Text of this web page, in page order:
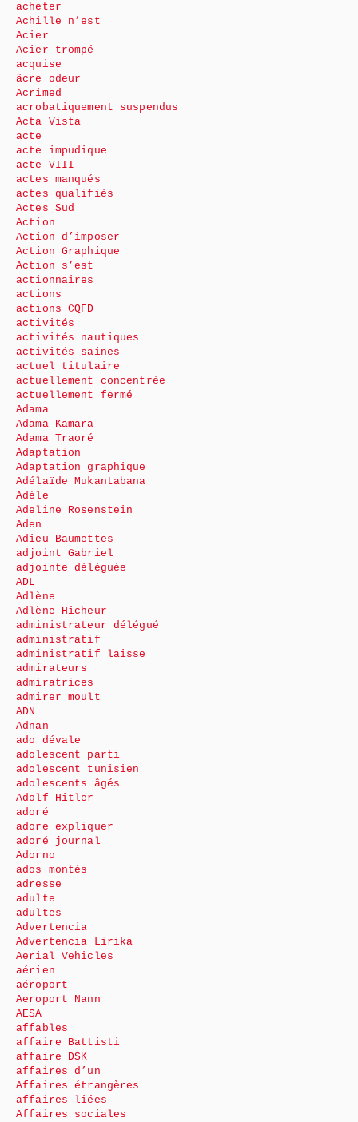
acheter
Achille n’est
Acier
Acier trompé
acquise
âcre odeur
Acrimed
acrobatiquement suspendus
Acta Vista
acte
acte impudique
acte VIII
actes manqués
actes qualifiés
Actes Sud
Action
Action d’imposer
Action Graphique
Action s’est
actionnaires
actions
actions CQFD
activités
activités nautiques
activités saines
actuel titulaire
actuellement concentrée
actuellement fermé
Adama
Adama Kamara
Adama Traoré
Adaptation
Adaptation graphique
Adélaïde Mukantabana
Adèle
Adeline Rosenstein
Aden
Adieu Baumettes
adjoint Gabriel
adjointe déléguée
ADL
Adlène
Adlène Hicheur
administrateur délégué
administratif
administratif laisse
admirateurs
admiratrices
admirer moult
ADN
Adnan
ado dévale
adolescent parti
adolescent tunisien
adolescents âgés
Adolf Hitler
adoré
adore expliquer
adoré journal
Adorno
ados montés
adresse
adulte
adultes
Advertencia
Advertencia Lirika
Aerial Vehicles
aérien
aéroport
Aeroport Nann
AESA
affables
affaire Battisti
affaire DSK
affaires d’un
Affaires étrangères
affaires liées
Affaires sociales